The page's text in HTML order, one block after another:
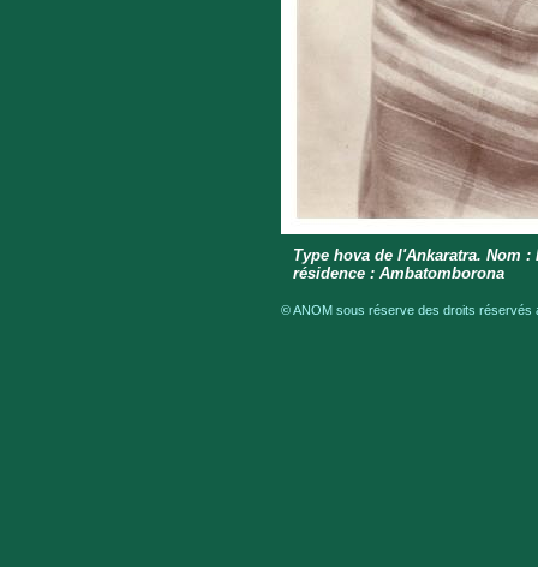
Type hova de l'Ankaratra. Nom :
résidence : Ambatomborona
© ANOM sous réserve des droits réservés